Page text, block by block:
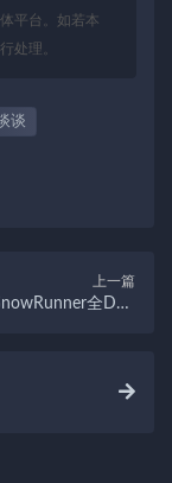
平台。如若本
处理。
谈
上一篇
全DLC